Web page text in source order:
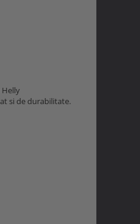
Helly
si de durabilitate.